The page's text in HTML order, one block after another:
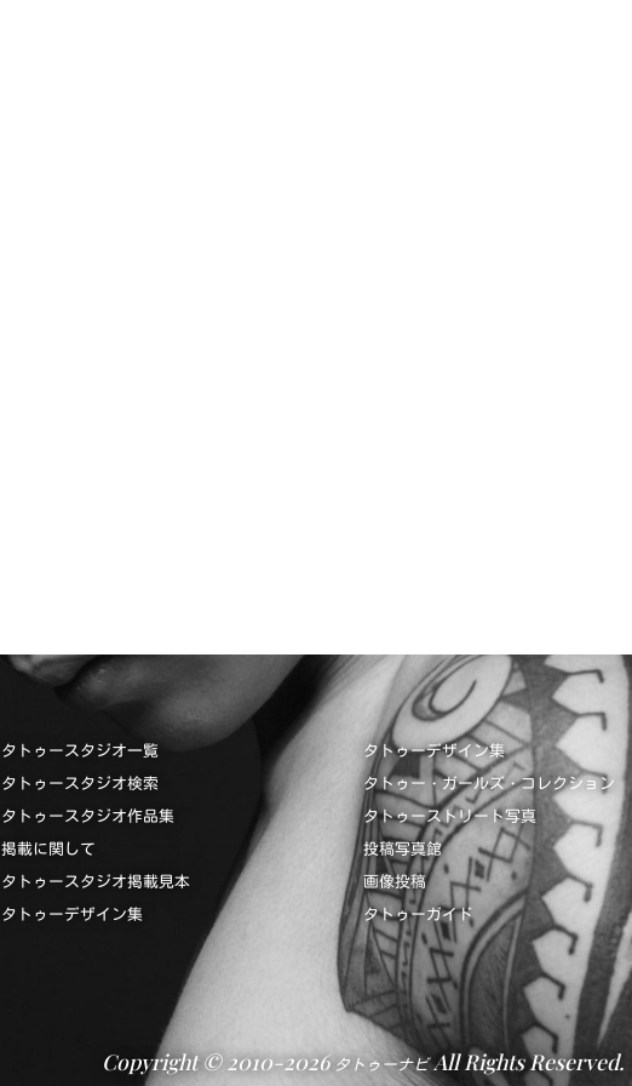
タトゥースタジオ一覧
タトゥースタジオ検索
タトゥースタジオ作品集
掲載に関して
タトゥースタジオ掲載見本
タトゥーデザイン集
タトゥーデザイン集
タトゥー・ガールズ・コレクション
タトゥーストリート写真
投稿写真館
画像投稿
タトゥーガイド
Copyright © 2010-2026タトゥーナビAll Rights Reserved.